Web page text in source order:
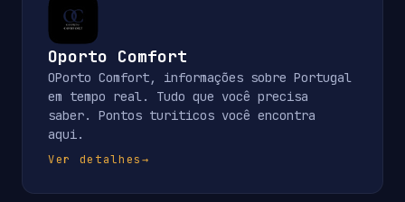
Oporto Comfort
OPorto Comfort, informações sobre Portugal
em tempo real. Tudo que você precisa
saber. Pontos turiticos você encontra
aqui.
Ver detalhes→